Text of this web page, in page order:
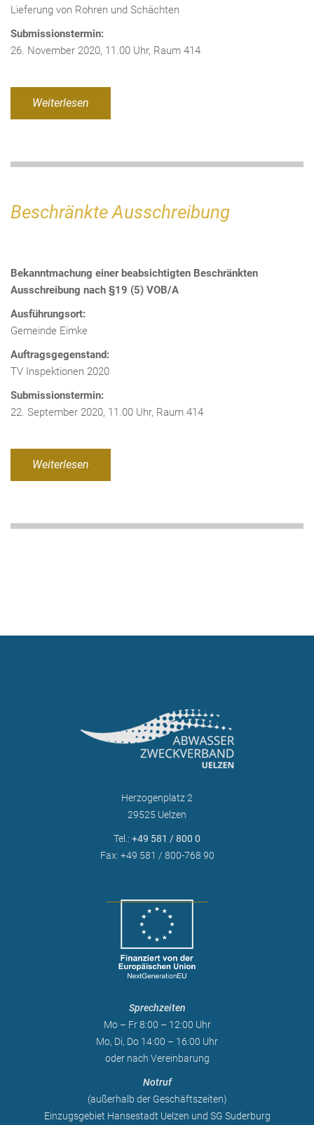
Lieferung von Rohren und Schächten
Submissionstermin:
26. November 2020, 11.00 Uhr, Raum 414
Weiterlesen
Beschränkte Ausschreibung
Bekanntmachung einer beabsichtigten Beschränkten
Ausschreibung nach §19 (5) VOB/A
Ausführungsort:
Gemeinde Eimke
Auftragsgegenstand:
TV Inspektionen 2020
Submissionstermin:
22. September 2020, 11.00 Uhr, Raum 414
Weiterlesen
Herzogenplatz 2
29525 Uelzen
Tel.: +49 581 / 800 0
Fax: +49 581 / 800-768 90
Sprechzeiten
Mo – Fr 8:00 – 12:00 Uhr
Mo, Di, Do 14:00 – 16:00 Uhr
oder nach Vereinbarung
Notruf
(außerhalb der Geschäftszeiten)
Einzugsgebiet Hansestadt Uelzen und SG Suderburg